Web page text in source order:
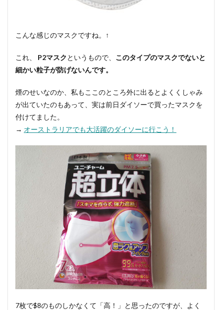
こんな感じのマスクですね。↑
これ、 P2マスク というもので、 このタイプのマスクでないと
細かい粒子が防げないんです。
煙のせいなのか、私もここのところ外に出るとよくくしゃみ
が出ていたのもあって、実は前日ダイソーで買ったマスクを
付けてました。
→ オーストラリアでも大活躍のダイソーに行こう！
7枚で$8のものしかなくて「高！」と思ったのですが、よく